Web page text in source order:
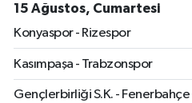
15 Ağustos, Cumartesi
Konyaspor - Rizespor
Kasımpaşa - Trabzonspor
Gençlerbirliği S.K. - Fenerbahçe